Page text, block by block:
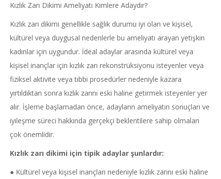
Kızlık Zarı Dikimi Ameliyatı Kimlere Adaydır?
Kızlık zarı dikimi genellikle sağlık durumu iyi olan ve kişisel,
kültürel veya duygusal nedenlerle bu ameliyatı arayan yetişkin
kadınlar için uygundur. İdeal adaylar arasında kültürel veya
kişisel inançlar için kızlık zarı rekonstrüksiyonu isteyenler veya
fiziksel aktivite veya tıbbi prosedürler nedeniyle kazara
yırtıldıktan sonra kızlık zarını eski haline getirmek isteyenler yer
alır. İşleme başlamadan önce, adayların ameliyatın sonuçları ve
iyileşme süreci hakkında gerçekçi beklentilere sahip olmaları
çok önemlidir.
Kızlık zarı dikimi için tipik adaylar şunlardır:
● Kültürel veya kişisel inançları nedeniyle kızlık zarını eski haline